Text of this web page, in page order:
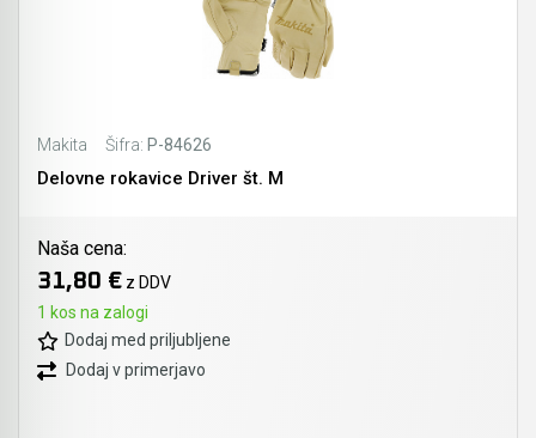
Makita Šifra: P-84626
Delovne rokavice Driver št. M
Naša cena:
31,80 € z DDV
1 kos na zalogi
Dodaj med priljubljene
Dodaj v primerjavo